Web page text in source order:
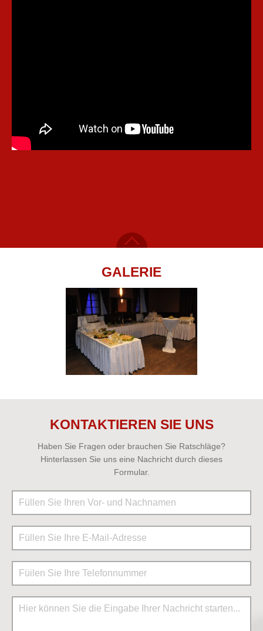
GALERIE
KONTAKTIEREN SIE UNS
Haben Sie Fragen oder brauchen Sie Ratschläge?
Hinterlassen Sie uns eine Nachricht durch dieses
Formular.